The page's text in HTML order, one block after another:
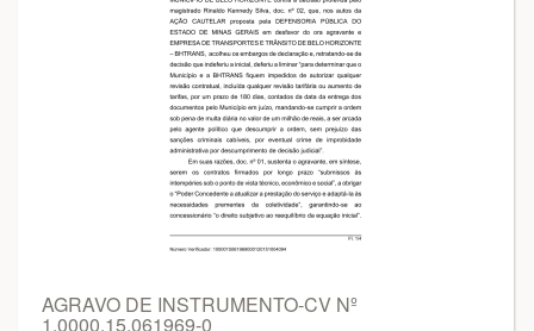
AGRAVO DE INSTRUMENTO-CV Nº
1.0000.15.061969-0